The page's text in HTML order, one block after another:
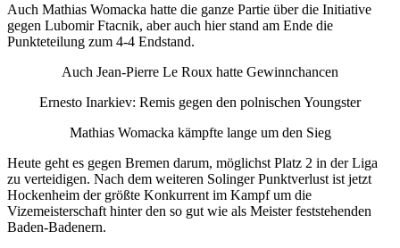
Auch Mathias Womacka hatte die ganze Partie über die Initiative
gegen Lubomir Ftacnik, aber auch hier stand am Ende die
Punkteteilung zum 4-4 Endstand.
Auch Jean-Pierre Le Roux hatte Gewinnchancen
Ernesto Inarkiev: Remis gegen den polnischen Youngster
Mathias Womacka kämpfte lange um den Sieg
Heute geht es gegen Bremen darum, möglichst Platz 2 in der Liga
zu verteidigen. Nach dem weiteren Solinger Punktverlust ist jetzt
Hockenheim der größte Konkurrent im Kampf um die
Vizemeisterschaft hinter den so gut wie als Meister feststehenden
Baden-Badenern.